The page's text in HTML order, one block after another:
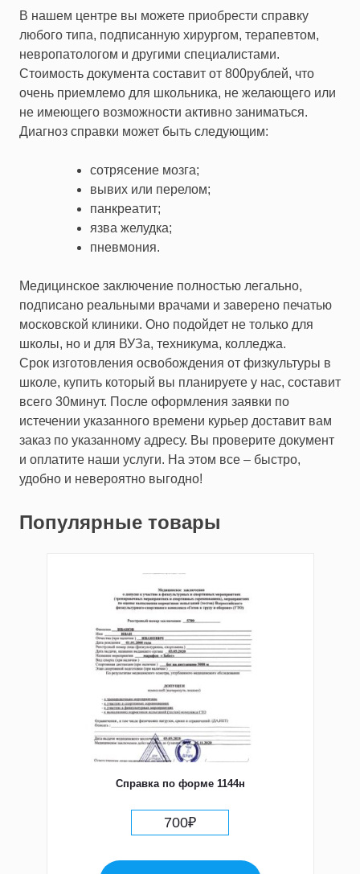
В нашем центре вы можете приобрести справку
любого типа, подписанную хирургом, терапевтом,
невропатологом и другими специалистами.
Стоимость документа составит от 800рублей, что
очень приемлемо для школьника, не желающего или
не имеющего возможности активно заниматься.
Диагноз справки может быть следующим:
сотрясение мозга;
вывих или перелом;
панкреатит;
язва желудка;
пневмония.
Медицинское заключение полностью легально,
подписано реальными врачами и заверено печатью
московской клиники. Оно подойдет не только для
школы, но и для ВУЗа, техникума, колледжа.
Срок изготовления освобождения от физкультуры в
школе, купить который вы планируете у нас, составит
всего 30минут. После оформления заявки по
истечении указанного времени курьер доставит вам
заказ по указанному адресу. Вы проверите документ
и оплатите наши услуги. На этом все – быстро,
удобно и невероятно выгодно!
Популярные товары
Справка по форме 1144н
700₽